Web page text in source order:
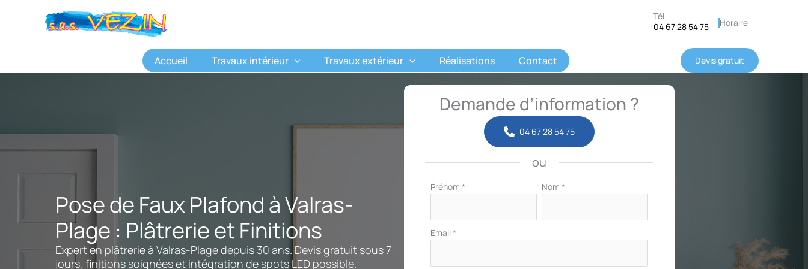
Tél
04 67 28 54 75
Horaire
Accueil Travaux intérieur Travaux extérieur Réalisations Contact Devis gratuit
Pose de Faux Plafond à Valras-
Plage : Plâtrerie et Finitions
Expert en plâtrerie à Valras-Plage depuis 30 ans. Devis gratuit sous 7
jours, finitions soignées et intégration de spots LED possible.
Demande d’information ?
04 67 28 54 75
ou
Formulaire
Prénom * Nom *
Email *